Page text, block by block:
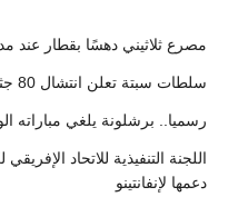
مصرع ثلاثيني دهسًا بقطار عند
سلطات سبتة تعلن انتشال 80 جثة وتحديد هوية أربعة ضحايا
رسميا.. برشلونة يلغي مباراته
اللجنة التنفيذية للاتحاد
دعمها لإنفانتينو